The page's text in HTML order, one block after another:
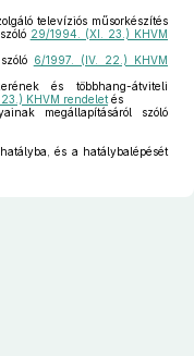
televíziós műsorkészítés
29/1994. (XI. 23.) KHVM
6/1997. (IV. 22.) KHVM
és többhang-átviteli
KHVM rendelet és
megállapításáról szóló
és a hatálybalépését